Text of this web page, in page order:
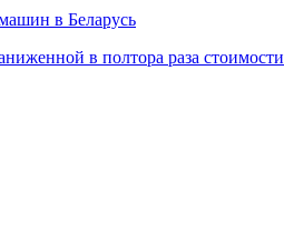
в Беларусь
в полтора раза стоимости